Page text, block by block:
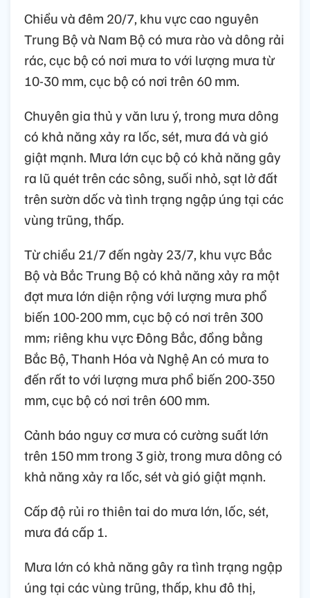
Chiều và đêm 20/7, khu vực cao nguyên
Trung Bộ và Nam Bộ có mưa rào và dông rải
rác, cục bộ có nơi mưa to với lượng mưa từ
10-30 mm, cục bộ có nơi trên 60 mm.
Chuyên gia thủ y văn lưu ý, trong mưa dông
có khả năng xảy ra lốc, sét, mưa đá và gió
giật mạnh. Mưa lớn cục bộ có khả năng gây
ra lũ quét trên các sông, suối nhỏ, sạt lở đất
trên sườn dốc và tình trạng ngập úng tại các
vùng trũng, thấp.
Từ chiều 21/7 đến ngày 23/7, khu vực Bắc
Bộ và Bắc Trung Bộ có khả năng xảy ra một
đợt mưa lớn diện rộng với lượng mưa phổ
biến 100-200 mm, cục bộ có nơi trên 300
mm; riêng khu vực Đông Bắc, đồng bằng
Bắc Bộ, Thanh Hóa và Nghệ An có mưa to
đến rất to với lượng mưa phổ biến 200-350
mm, cục bộ có nơi trên 600 mm.
Cảnh báo nguy cơ mưa có cường suất lớn
trên 150 mm trong 3 giờ, trong mưa dông có
khả năng xảy ra lốc, sét và gió giật mạnh.
Cấp độ rủi ro thiên tai do mưa lớn, lốc, sét,
mưa đá cấp 1.
Mưa lớn có khả năng gây ra tình trạng ngập
úng tại các vùng trũng, thấp, khu đô thị,